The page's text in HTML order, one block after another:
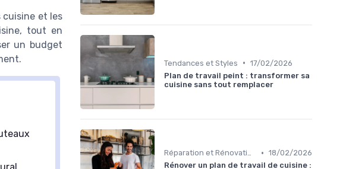
cuisine et les
tout en
un budget
Tendances et Styles • 17/02/2026
Plan de travail peint : transformer sa
cuisine sans tout remplacer
Réparation et Rénovation • 18/02/2026
Rénover un plan de travail de cuisine :